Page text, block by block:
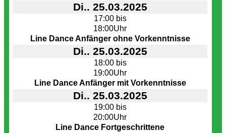
Di.. 25.03.2025
17:00 bis
18:00Uhr
Line Dance Anfänger ohne Vorkenntnisse
Di.. 25.03.2025
18:00 bis
19:00Uhr
Line Dance Anfänger mit Vorkenntnisse
Di.. 25.03.2025
19:00 bis
20:00Uhr
Line Dance Fortgeschrittene